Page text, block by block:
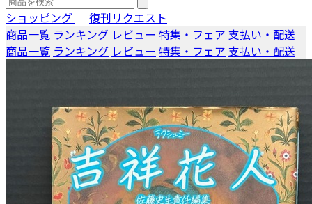
ショッピング ｜ 復刊リクエスト
商品一覧 ランキング レビュー 特集・フェア 支払い・配送
商品一覧 ランキング レビュー 特集・フェア 支払い・配送